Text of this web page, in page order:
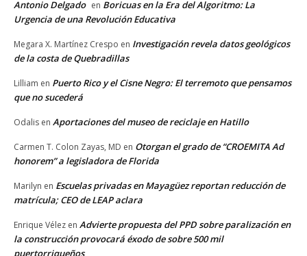
Antonio Delgado en Boricuas en la Era del Algoritmo: La
Urgencia de una Revolución Educativa
Megara X. Martínez Crespo en Investigación revela datos geológicos
de la costa de Quebradillas
Lilliam en Puerto Rico y el Cisne Negro: El terremoto que pensamos
que no sucederá
Odalis en Aportaciones del museo de reciclaje en Hatillo
Carmen T. Colon Zayas, MD en Otorgan el grado de “CROEMITA Ad
honorem” a legisladora de Florida
Marilyn en Escuelas privadas en Mayagüez reportan reducción de
matrícula; CEO de LEAP aclara
Enrique Vélez en Advierte propuesta del PPD sobre paralización en
la construcción provocará éxodo de sobre 500 mil
puertorriqueños